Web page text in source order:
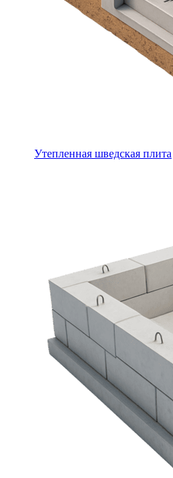
Утепленная шведская плита